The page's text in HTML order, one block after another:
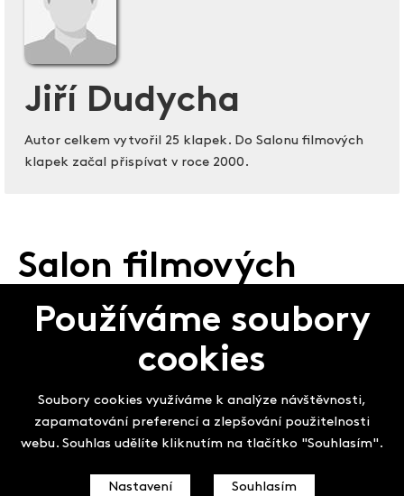
Jiří Dudycha
Autor celkem vytvořil 25 klapek. Do Salonu filmových
klapek začal přispívat v roce 2000.
Salon filmových
klapek
Používáme soubory
cookies
Soubory cookies využíváme k analýze návštěvnosti,
zapamatování preferencí a zlepšování použitelnosti
webu. Souhlas udělíte kliknutím na tlačítko "Souhlasím".
Nastavení Souhlasím